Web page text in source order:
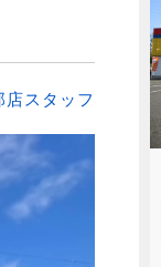
店スタッフ